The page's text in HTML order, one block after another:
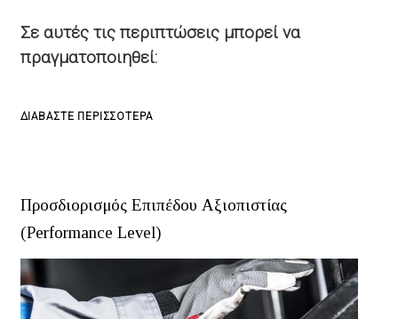
Σε αυτές τις περιπτώσεις μπορεί να
πραγματοποιηθεί:
ΔΙΑΒΆΣΤΕ ΠΕΡΙΣΣΌΤΕΡΑ
Προσδιορισμός Επιπέδου Αξιοπιστίας
(Performance Level)